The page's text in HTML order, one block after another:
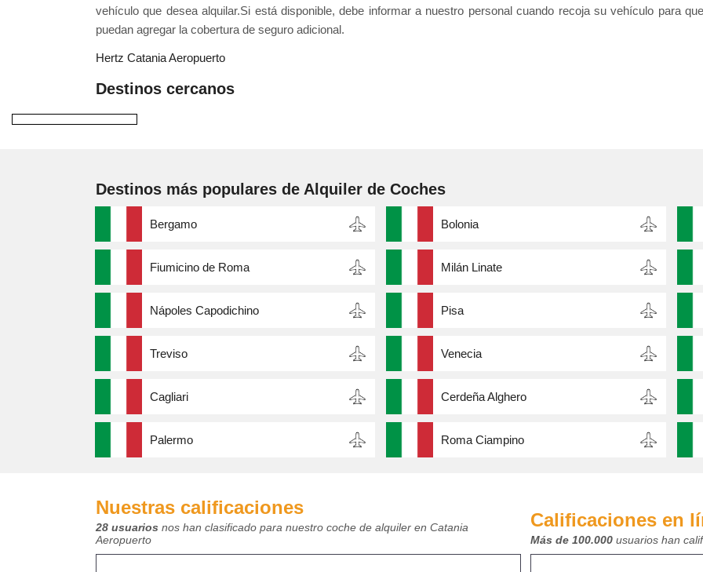
vehículo que desea alquilar.Si está disponible, debe informar a nuestro personal cuando recoja su vehículo para que
puedan agregar la cobertura de seguro adicional.
Hertz Catania Aeropuerto
Destinos cercanos
Destinos más populares de Alquiler de Coches
Bergamo Bolonia
Fiumicino de Roma Milán Linate
Nápoles Capodichino Pisa
Treviso Venecia
Cagliari Cerdeña Alghero
Palermo Roma Ciampino
Nuestras calificaciones
28 usuarios nos han clasificado para nuestro coche de alquiler en Catania
Aeropuerto
Calificaciones en
Más de 100.000 usuarios han